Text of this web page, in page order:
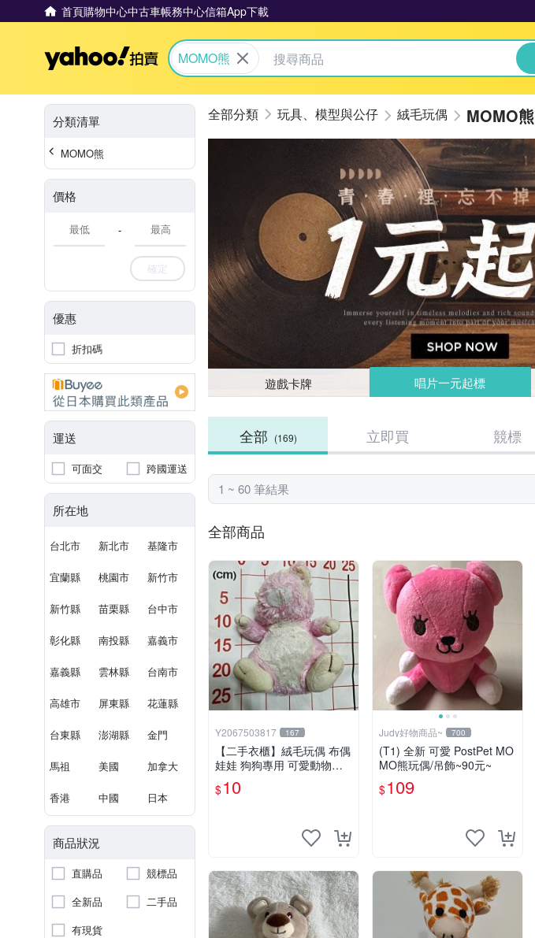
首頁購物中心中古車帳務中心信箱App下載
Yahoo拍賣
MOMO熊
分類清單
MOMO熊
價格
-
確定
優惠
折扣碼
運送
可面交 跨國運送
所在地
台北市 新北市 基隆市
宜蘭縣 桃園市 新竹市
新竹縣 苗栗縣 台中市
彰化縣 南投縣 嘉義市
嘉義縣 雲林縣 台南市
高雄市 屏東縣 花蓮縣
台東縣 澎湖縣 金門
馬祖 美國 加拿大
香港 中國 日本
商品狀況
直購品
競標品
全新品
二手品
有現貨
玩具、模型與公仔 絨毛玩偶 MOMO熊
遊戲卡牌 唱片一元起標
全部 (169) 立即買 競標
1 ~ 60 筆結果
全部商品
Y2067503817 167
【二手衣櫃】絨毛玩偶 布偶
娃娃 狗狗專用 可愛動物系
列 耐咬耐磨玩具 玩偶 粉紅
熊寵物玩具 1120929
$10
Judy好物商品~ 700
(T1) 全新 可愛 PostPet MO
MO熊玩偶/吊飾~90元~
$109